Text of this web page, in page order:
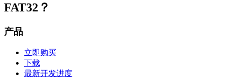
FAT32？
产品
立即购买
下载
最新开发进度